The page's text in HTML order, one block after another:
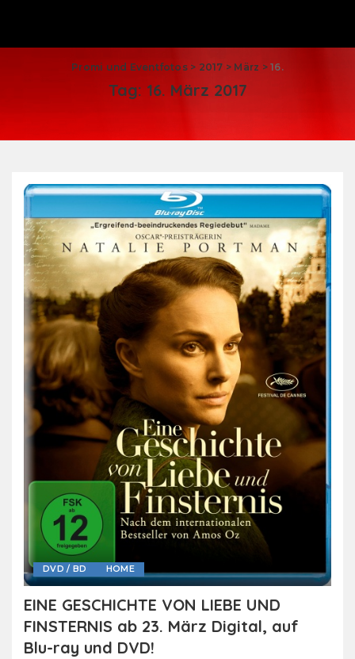
Promi und Eventfotos> 2017 > März >16.
Tag: 16. März 2017
DVD / BD HOME
EINE GESCHICHTE VON LIEBE UND
FINSTERNIS ab 23. März Digital, auf
Blu-ray und DVD!